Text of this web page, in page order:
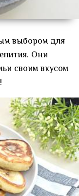
выбором для
Они
своим вкусом